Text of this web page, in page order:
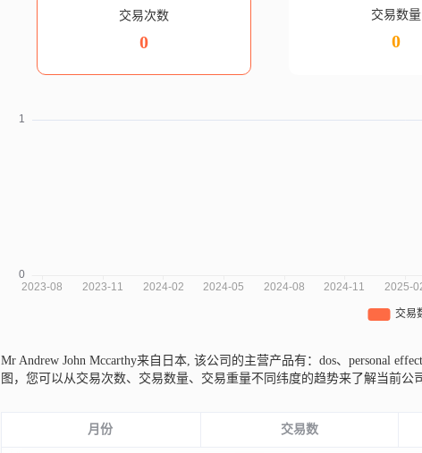
交易次数
0
交易数量
0
Mr Andrew John Mccarthy来自日本, 该公司的主营产品有：dos、personal
图，您可以从交易次数、交易数量、交易重量不同纬度的趋势来了解当前公
月份 交易数